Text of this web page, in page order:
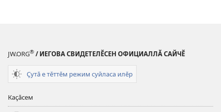
JW.ORG® / ИЕГОВА СВИДЕТЕЛӖСЕН ОФИЦИАЛЛӐ САЙЧӖ
Ҫутӑ е тӗттӗм режим суйласа илӗр
Каҫӑсем